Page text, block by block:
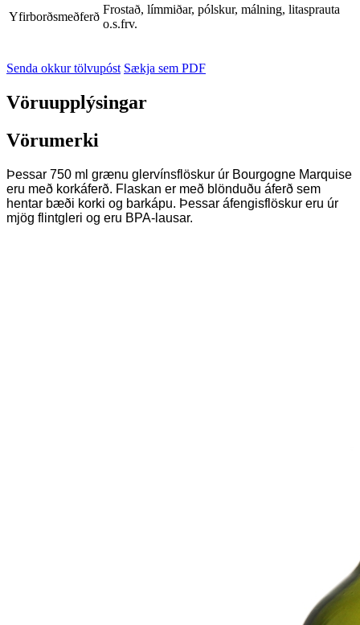
Yfirborðsmeðferð
Frostað, límmiðar, pólskur, málning, litasprauta
o.s.frv.
Senda okkur tölvupóst Sækja sem PDF
Vöruupplýsingar
Vörumerki
Þessar 750 ml grænu glervínsflöskur úr Bourgogne Marquise
eru með korkáferð. Flaskan er með blönduðu áferð sem
hentar bæði korki og barkápu. Þessar áfengisflöskur eru úr
mjög flintgleri og eru BPA-lausar.